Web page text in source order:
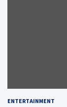
ENTERTAINMENT